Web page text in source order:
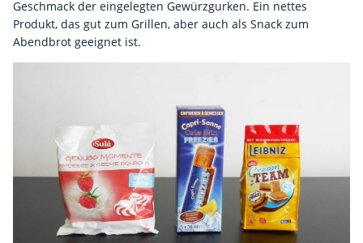
Geschmack der eingelegten Gewürzgurken. Ein nettes
Produkt, das gut zum Grillen, aber auch als Snack zum
Abendbrot geeignet ist.